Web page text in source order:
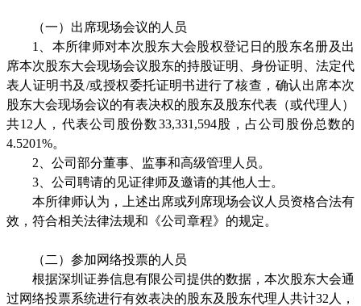
（一）出席现场会议的人员
1
、本所律师对本次股东大会股权登记日的股东名册及出
席本次股东大会现场会议股东的持股证明、身份证明、法定代
表人证明书及 /或授权委托证明书进行了核查，确认出席本次
股东大会现场会议的有表决权的股东及股东代表（或代理人）
共12 人，代表公司股份数33,331,594股，占公司股份总数的
4.5201%。
2 、公司部分董事、监事和高级管理人员。
3 、公司聘请的见证律师及邀请的其他人士。
本所律师认为，上述出席或列席现场会议人员资格合法有
效，符合相关法律法规和《公司章程》的规定。
（二）参加网络投票的人员
根据深圳证券信息有限公司提供的数据，本次股东大会通
过网络投票系统进行有效表决的股东及股东代理人共计32 人，